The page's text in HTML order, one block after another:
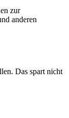
zur
anderen
Das spart nicht